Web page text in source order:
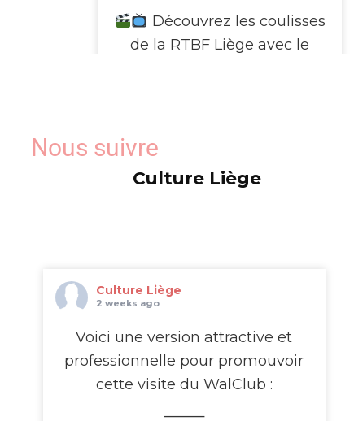
Découvrez les coulisses
de la RTBF Liège avec le
Le WalClub vous invite à une
heures, plongez dans
Voir plus
This content isn't
Nous suivre
Culture Liège
Culture Liège
2 weeks ago
Voici une version attractive et
professionnelle pour promouvoir
cette visite du WalClub :
⸻